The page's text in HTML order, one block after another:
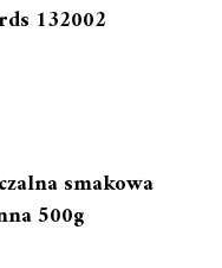
132002
smakowa
500g